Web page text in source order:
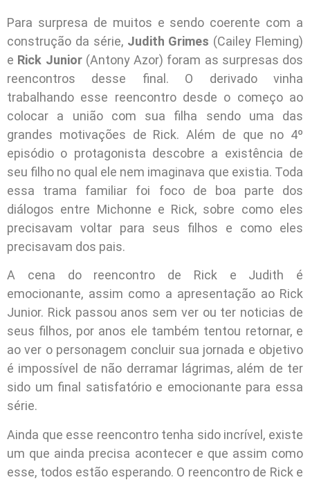
Para surpresa de muitos e sendo coerente com a
construção da série, Judith Grimes (Cailey Fleming)
e Rick Junior(Antony Azor) foram as surpresas dos
reencontros desse final. O derivado vinha
trabalhando esse reencontro desde o começo ao
colocar a união com sua filha sendo uma das
grandes motivações de Rick. Além de que no 4º
episódio o protagonista descobre a existência de
seu filho no qual ele nem imaginava que existia. Toda
essa trama familiar foi foco de boa parte dos
diálogos entre Michonne e Rick, sobre como eles
precisavam voltar para seus filhos e como eles
precisavam dos pais.
A cena do reencontro de Rick e Judith é
emocionante, assim como a apresentação ao Rick
Junior. Rick passou anos sem ver ou ter noticias de
seus filhos, por anos ele também tentou retornar, e
ao ver o personagem concluir sua jornada e objetivo
é impossível de não derramar lágrimas, além de ter
sido um final satisfatório e emocionante para essa
série.
Ainda que esse reencontro tenha sido incrível, existe
um que ainda precisa acontecer e que assim como
esse, todos estão esperando. O reencontro de Rick e